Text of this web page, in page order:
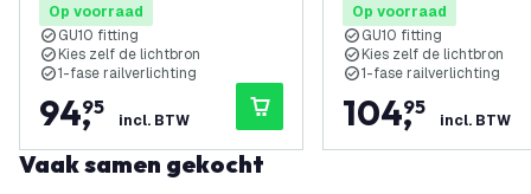
Op voorraad
GU10 fitting
Kies zelf de lichtbron
1-fase railverlichting
94,
95
incl. BTW
Op voorraad
GU10 fitting
Kies zelf de lichtbron
1-fase railverlichting
104,
95
incl. BTW
Vaak samen gekocht